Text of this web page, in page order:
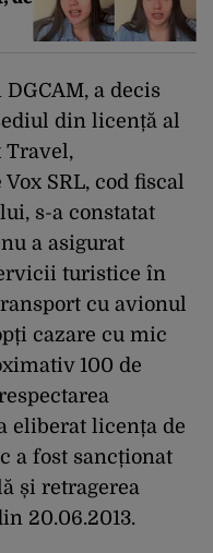
a decis
din licență al
Travel,
SRL, cod fiscal
s-a constatat
a asigurat
turistice în
cu avionul
cazare cu mic
100 de
eliberat licența de
a fost sancționat
și retragerea
20.06.2013.